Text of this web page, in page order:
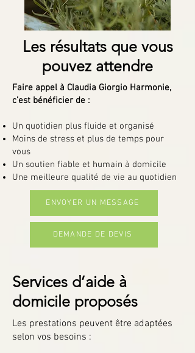
Les résultats que vous
pouvez attendre
Faire appel à Claudia Giorgio Harmonie,
c’est bénéficier de :
Un quotidien plus fluide et organisé
Moins de stress et plus de temps pour
vous
Un soutien fiable et humain à domicile
Une meilleure qualité de vie au quotidien
ENVOYER UN MESSAGE
DEMANDE DE DEVIS
Services d’aide à
domicile proposés
Les prestations peuvent être adaptées
selon vos besoins :